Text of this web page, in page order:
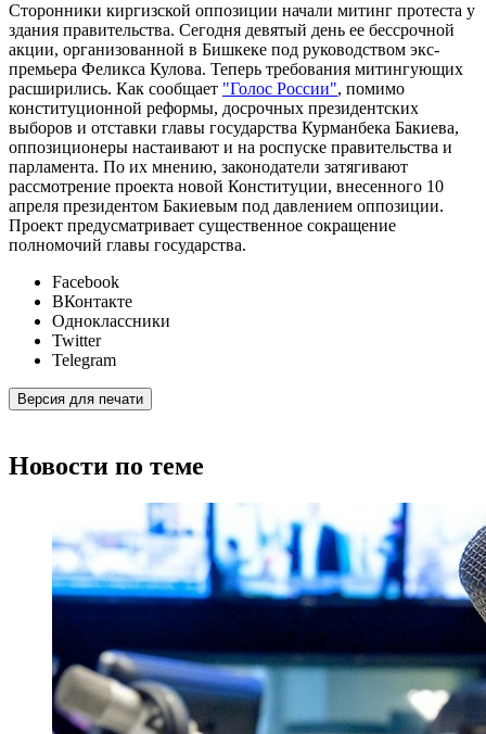
Сторонники киргизской оппозиции начали митинг протеста у
здания правительства. Сегодня девятый день ее бессрочной
акции, организованной в Бишкеке под руководством экс-
премьера Феликса Кулова. Теперь требования митингующих
расширились. Как сообщает "Голос России", помимо
конституционной реформы, досрочных президентских
выборов и отставки главы государства Курманбека Бакиева,
оппозиционеры настаивают и на роспуске правительства и
парламента. По их мнению, законодатели затягивают
рассмотрение проекта новой Конституции, внесенного 10
апреля президентом Бакиевым под давлением оппозиции.
Проект предусматривает существенное сокращение
полномочий главы государства.
Facebook
ВКонтакте
Одноклассники
Twitter
Telegram
Версия для печати
Новости по теме